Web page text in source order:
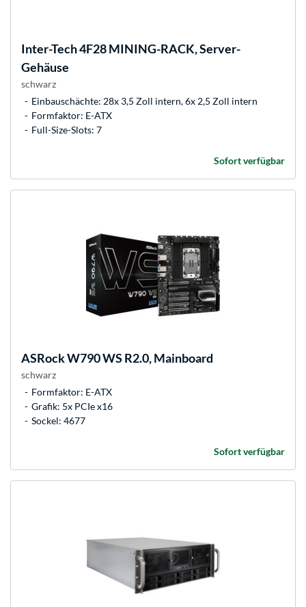
Inter-Tech4F28 MINING-RACK, Server-
Gehäuse
schwarz
Einbauschächte: 28x 3,5 Zoll intern, 6x 2,5 Zoll intern
Formfaktor: E-ATX
Full-Size-Slots: 7
Sofort verfügbar
ASRockW790 WS R2.0, Mainboard
schwarz
Formfaktor: E-ATX
Grafik: 5x PCIe x16
Sockel: 4677
Sofort verfügbar